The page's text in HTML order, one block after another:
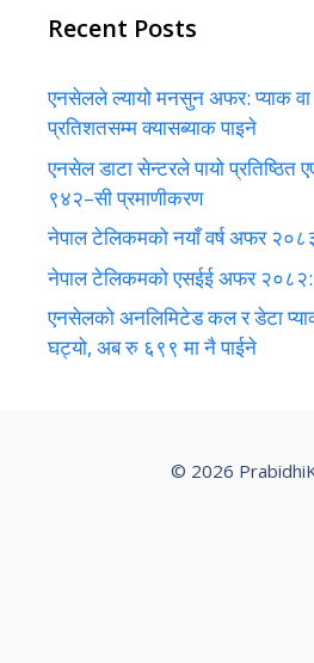
Recent Posts
एनसेलले ल्यायो मनसुन अफर: प्याक वा
प्रतिशतसम्म क्यासब्याक पाइने
एनसेल डाटा सेन्टरले पायो
९४२–सी प्रमाणीकरण
नेपाल टेलिकमको नयाँ वर्ष अफर
नेपाल टेलिकमको एसईई अफर २०८२:
एनसेलको अनलिमिटेड कल र डेटा
घट्यो, अब रु ६९९ मा नै पाईने
© 2026